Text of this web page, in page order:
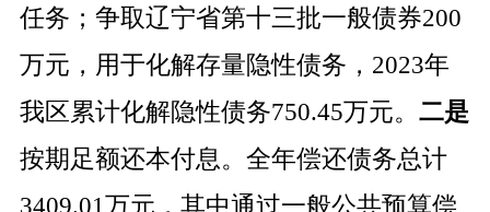
任务；争取辽宁省第十三批一般债券200
万元，用于化解存量隐性债务， 2023年
我区累计化解隐性债务750.45万元。 二是
按期足额还本付息。全年偿还债务总计
3409.01万元，其中通过一般公共预算偿